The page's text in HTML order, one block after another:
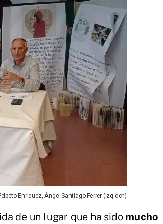
Enríquez, Ángel Santiago Ferrer (izq-dch)
de un lugar que ha sido mucho